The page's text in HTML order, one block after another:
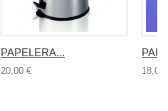
PAPELERA...
20,00 € 18,00